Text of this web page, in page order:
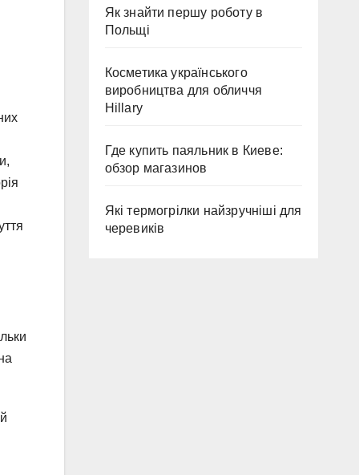
Як знайти першу роботу в
Польщі
Косметика українського
виробництва для обличчя
Hillary
Где купить паяльник в Киеве:
обзор магазинов
Які термогрілки найзручніші для
черевиків